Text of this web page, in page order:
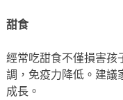
甜食
經常吃甜食不僅損害孩
調，免疫力降低。建議
成長。